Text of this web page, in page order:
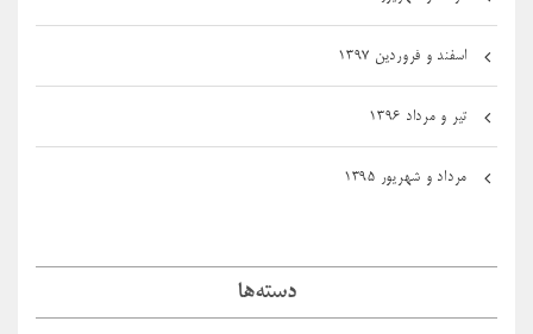
اسفند و فروردین ۱۳۹۷
تیر و مرداد ۱۳۹۶
مرداد و شهریور ۱۳۹۵
دسته‌ها